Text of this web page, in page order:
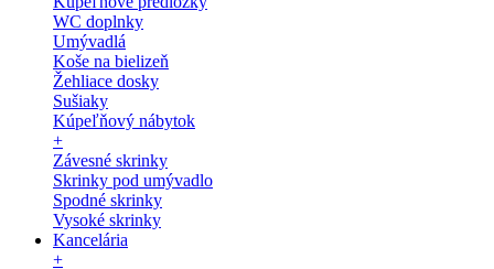
WC doplnky
Umývadlá
Koše na bielizeň
Žehliace dosky
Sušiaky
Kúpeľňový nábytok
+
Závesné skrinky
Skrinky pod umývadlo
Spodné skrinky
Vysoké skrinky
Kancelária
+